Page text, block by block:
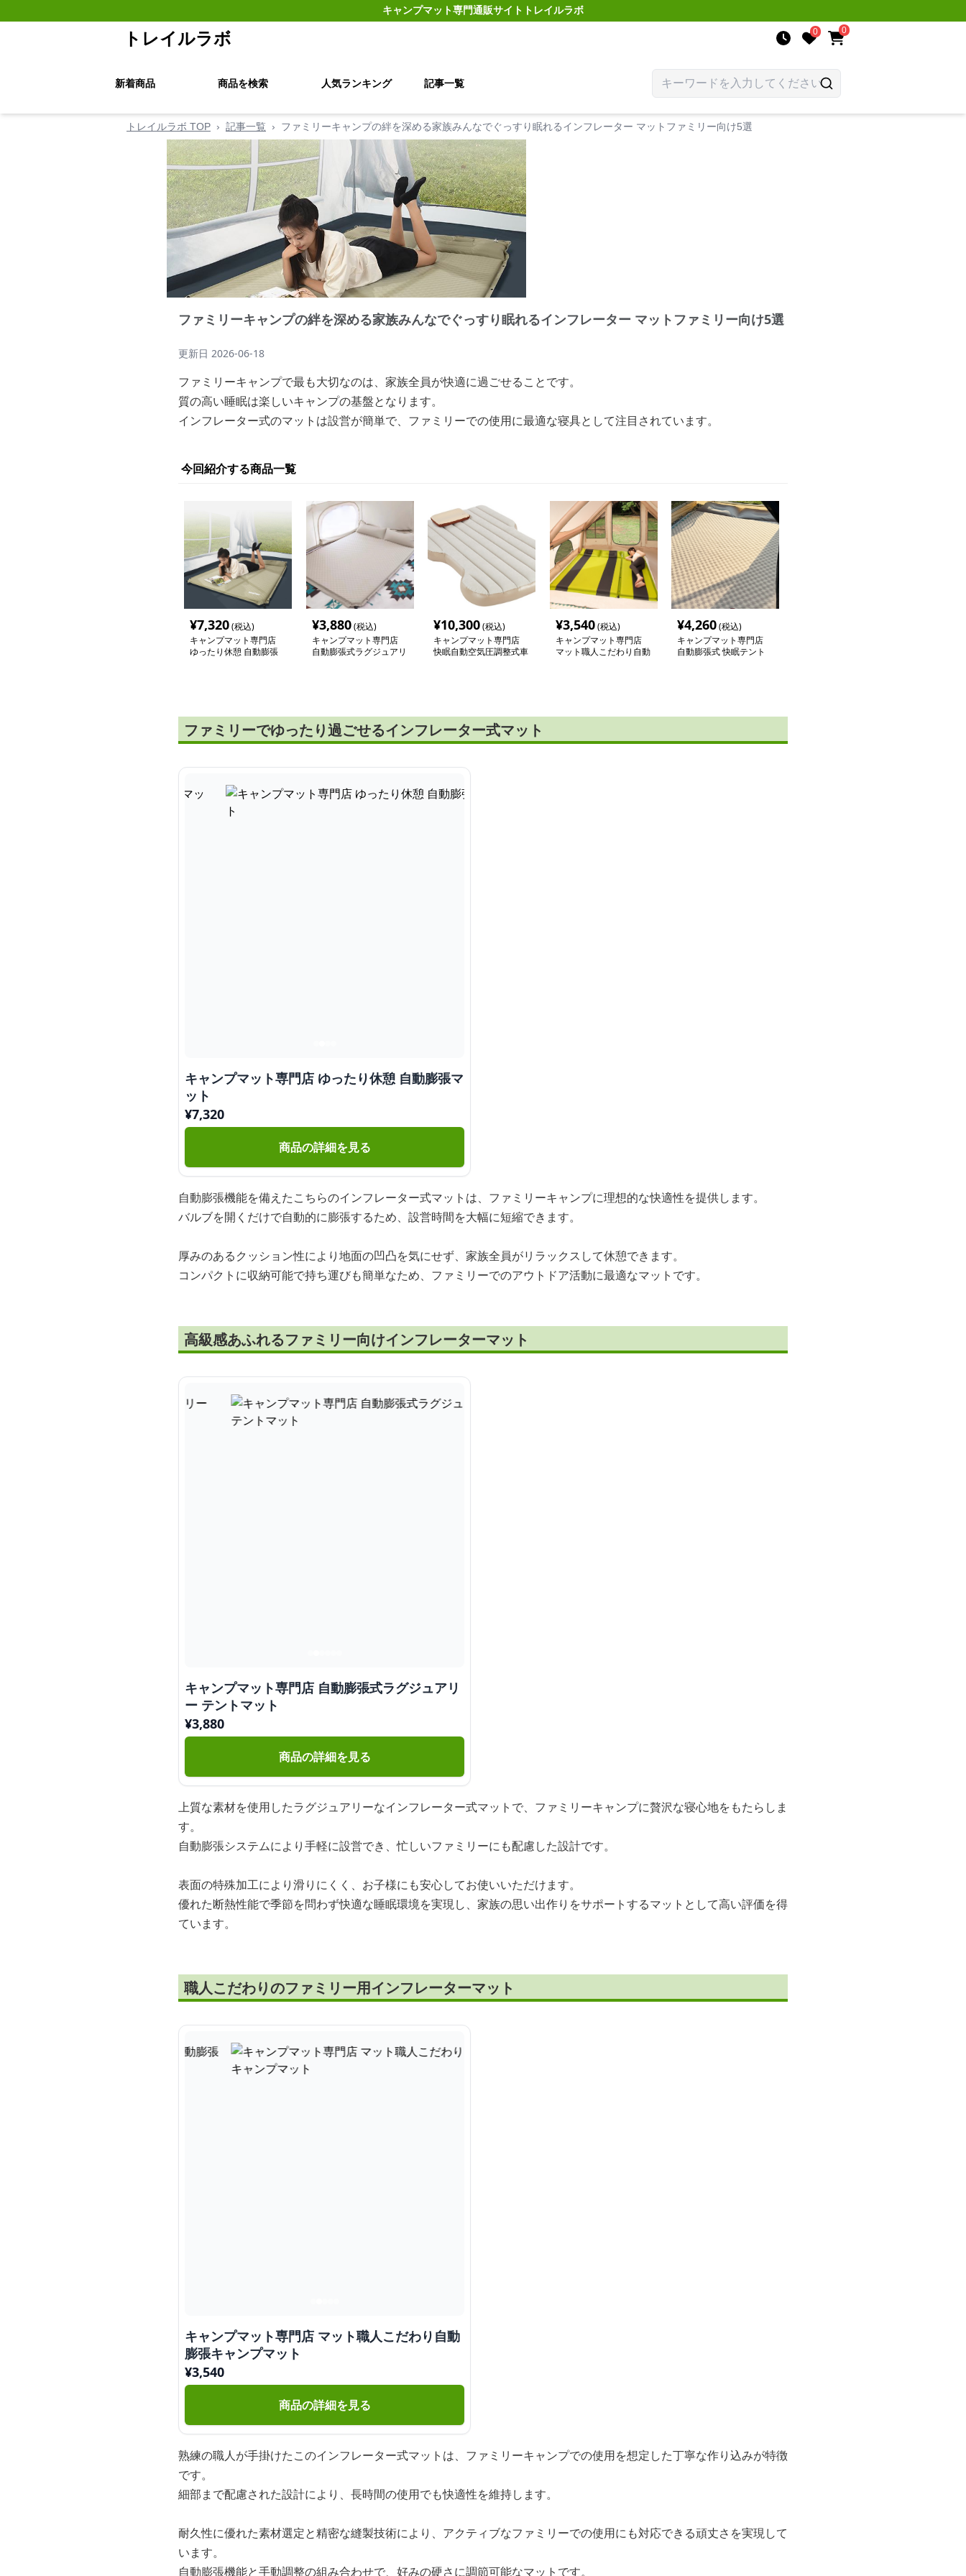
キャンプマット専門通販サイト トレイルラボ
トレイルラボ 0 0
新着商品 商品を検索 人気ランキング 記事一覧
トレイルラボ TOP › 記事一覧 › ファミリーキャンプの絆を深める家族みんなでぐっすり眠れるインフレーター マットファミリー向け5選
ファミリーキャンプの絆を深める家族みんなでぐっすり眠れるインフレーター マットファミリー向け5選
更新日 2026-06-18
ファミリーキャンプで最も大切なのは、家族全員が快適に過ごせることです。
質の高い睡眠は楽しいキャンプの基盤となります。
インフレーター式のマットは設営が簡単で、ファミリーでの使用に最適な寝具として注目されています。
今回紹介する商品一覧
¥7,320(税込)
キャンプマット専門店
ゆったり休憩 自動膨張
¥3,880(税込)
キャンプマット専門店
自動膨張式ラグジュアリ
¥10,300(税込)
キャンプマット専門店
快眠自動空気圧調整式車
¥3,540(税込)
キャンプマット専門店
マット職人こだわり自動
¥4,260(税込)
キャンプマット専門店
自動膨張式 快眠テント
ファミリーでゆったり過ごせるインフレーター式マット
キャンプマット専門店 ゆったり休憩 自動膨張マ
ット
¥7,320
商品の詳細を見る
自動膨張機能を備えたこちらのインフレーター式マットは、ファミリーキャンプに理想的な快適性を提供します。
バルブを開くだけで自動的に膨張するため、設営時間を大幅に短縮できます。
厚みのあるクッション性により地面の凹凸を気にせず、家族全員がリラックスして休憩できます。
コンパクトに収納可能で持ち運びも簡単なため、ファミリーでのアウトドア活動に最適なマットです。
高級感あふれるファミリー向けインフレーターマット
キャンプマット専門店 自動膨張式ラグジュアリ
ー テントマット
¥3,880
商品の詳細を見る
上質な素材を使用したラグジュアリーなインフレーター式マットで、ファミリーキャンプに贅沢な寝心地をもたらしま
す。
自動膨張システムにより手軽に設営でき、忙しいファミリーにも配慮した設計です。
表面の特殊加工により滑りにくく、お子様にも安心してお使いいただけます。
優れた断熱性能で季節を問わず快適な睡眠環境を実現し、家族の思い出作りをサポートするマットとして高い評価を得
ています。
職人こだわりのファミリー用インフレーターマット
キャンプマット専門店 マット職人こだわり自動
膨張キャンプマット
¥3,540
商品の詳細を見る
熟練の職人が手掛けたこのインフレーター式マットは、ファミリーキャンプでの使用を想定した丁寧な作り込みが特徴
です。
細部まで配慮された設計により、長時間の使用でも快適性を維持します。
耐久性に優れた素材選定と精密な縫製技術により、アクティブなファミリーでの使用にも対応できる頑丈さを実現して
います。
自動膨張機能と手動調整の組み合わせで、好みの硬さに調節可能なマットです。